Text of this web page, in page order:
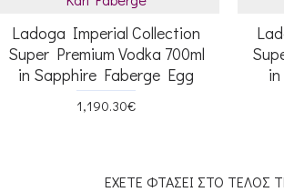
Ladoga Imperial Collection
Super Premium Vodka 700ml
in Sapphire Faberge Egg
1,190.30€
ΕΧΕΤΕ ΦΤΑΣΕΙ ΣΤΟ ΤΕΛΟΣ